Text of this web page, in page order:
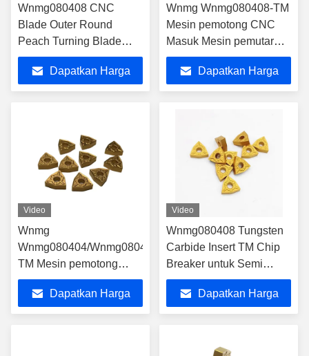
Wnmg080408 CNC
Blade Outer Round
Peach Turning Blade
Stainless Steel
Aluminium Lathe
Dapatkan Harga
Wnmg Wnmg080408-TM
Mesin pemotong CNC
Masuk Mesin pemutar
karbida pemotong asli
untuk mesin bubut
Dapatkan Harga
Video
Wnmg
Wnmg080404/Wnmg080408/Wnmg080412-
TM Mesin pemotong
CNC Masuk Mesin
pemutar karbida potong
asli
Dapatkan Harga
Video
Wnmg080408 Tungsten
Carbide Insert TM Chip
Breaker untuk Semi
Finished Steel
Dapatkan Harga